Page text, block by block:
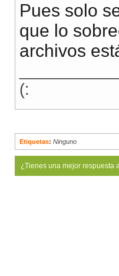
Pues solo
que lo
archivos
(:
Etiquetas: Ninguno
¿Tienes una mejor respuesta